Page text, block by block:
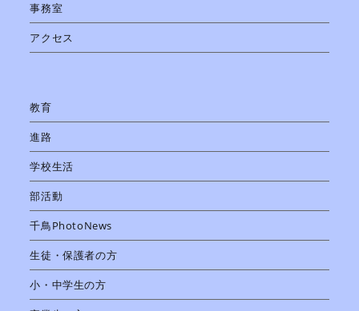
事務室
アクセス
教育
進路
学校生活
部活動
千鳥PhotoNews
生徒・保護者の方
小・中学生の方